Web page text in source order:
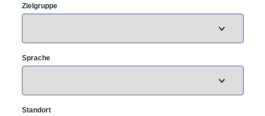
Zielgruppe
Sprache
Standort